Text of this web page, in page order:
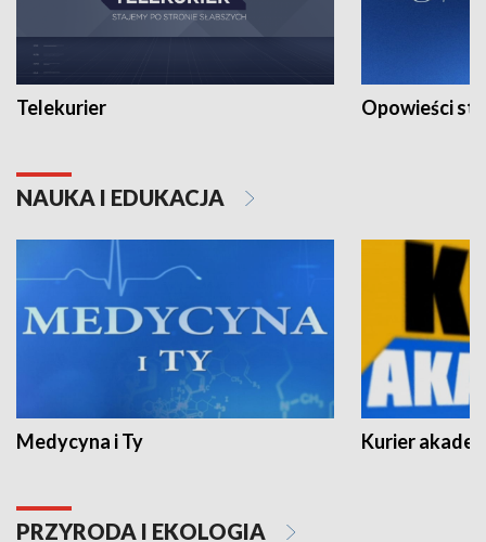
Telekurier Opowieści
NAUKA I EDUKACJA
Medycyna i Ty Kurier
PRZYRODA I EKOLOGIA